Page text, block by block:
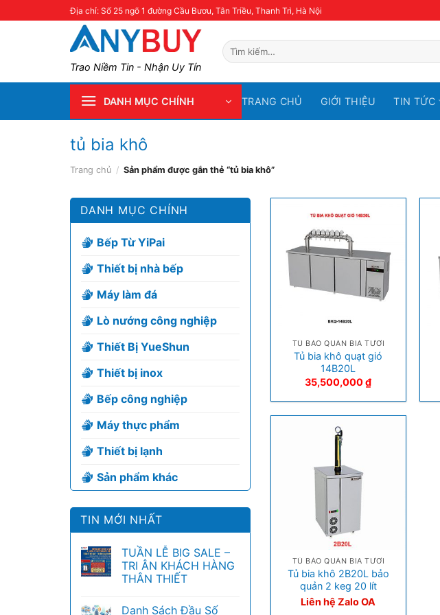
Địa chỉ: Số 25 ngõ 1 đường Cầu Bươu, Tân Triều, Thanh Trì, Hà Nội
Trao Niềm Tin - Nhận Uy Tín
Tìm
kiếm:
DANH MỤC CHÍNH TRANG CHỦ GIỚI THIỆU TIN TỨC
tủ bia khô
Trang chủ / Sản phẩm được gắn thẻ “tủ bia khô”
DANH MỤC CHÍNH
Bếp Từ YiPai
Thiết bị nhà bếp
Máy làm đá
Lò nướng công nghiệp
Thiết Bị YueShun
Thiết bị inox
Bếp công nghiệp
Máy thực phẩm
Thiết bị lạnh
Sản phẩm khác
TIN MỚI NHẤT
TUẦN LỄ BIG SALE –
TRI ÂN KHÁCH HÀNG
THÂN THIẾT
Danh Sách Đầu Số
TỦ BẢO QUẢN BIA TƯƠI
Tủ bia khô quạt gió
14B20L
35,500,000₫
TỦ BẢO QUẢN BIA TƯƠI
Tủ bia khô 2B20L bảo
quản 2 keg 20 lít
Liên hệ Zalo OA